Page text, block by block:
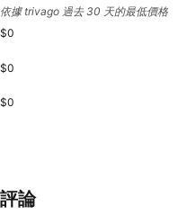
依據 trivago 過去 30 天的最低價格
$0
$0
$0
評論